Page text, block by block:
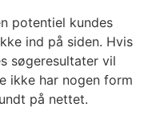
potentiel kundes
ind på siden. Hvis
søgeresultater vil
ikke har nogen form
på nettet.